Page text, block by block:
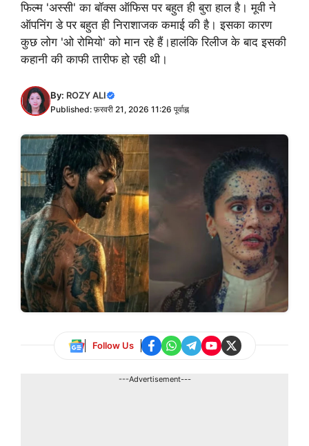
फिल्म 'अस्सी' का बॉक्स ऑफिस पर बहुत ही बुरा हाल है। मूवी ने
ऑपनिंग डे पर बहुत ही निराशाजक कमाई की है। इसका कारण
कुछ लोग 'ओ रोमियो' को मान रहे हैं।हालंकि रिलीज के बाद इसकी
कहानी की काफी तारीफ हो रही थी।
By: ROZY ALI
Published: फ़रवरी 21, 2026 11:26 पूर्वाह्न
Follow Us
---Advertisement---